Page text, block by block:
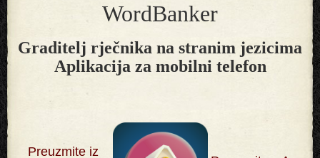
WordBanker
Graditelj rječnika na stranim jezicima
Aplikacija za mobilni telefon
Preuzmite iz